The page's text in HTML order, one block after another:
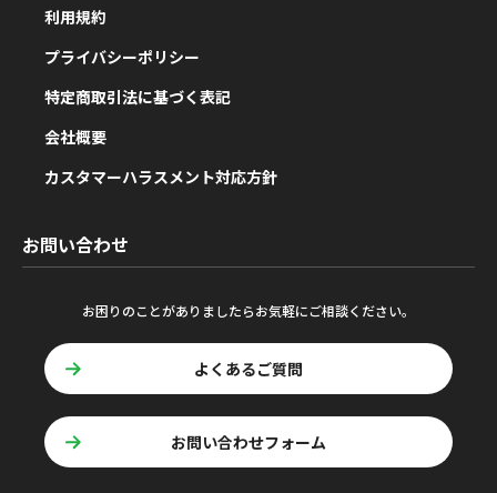
利用規約
プライバシーポリシー
特定商取引法に基づく表記
会社概要
カスタマーハラスメント対応方針
お問い合わせ
お困りのことがありましたらお気軽にご相談ください。
よくあるご質問
お問い合わせフォーム